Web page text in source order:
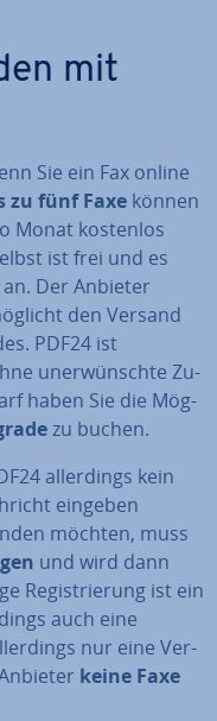
mit
Sie ein Fax online
zu fünf Faxe können
Monat kostenlos
ist frei und es
an. Der Anbieter
den Versand
PDF24 ist
un­er­wünsch­te Zu­
haben Sie die Mög­
zu buchen.
al­ler­dings kein
eingeben
möchten, muss
und wird dann
Re­gis­trie­rung ist ein
auch eine
nur eine Ver­
keine Faxe